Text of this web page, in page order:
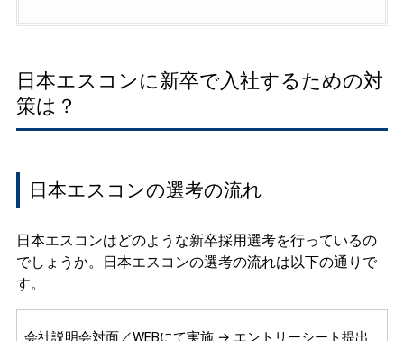
日本エスコンに新卒で入社するための対
策は？
日本エスコンの選考の流れ
日本エスコンはどのような新卒採用選考を行っているの
でしょうか。日本エスコンの選考の流れは以下の通りで
す。
会社説明会対面／WEBにて実施 → エントリーシート提出